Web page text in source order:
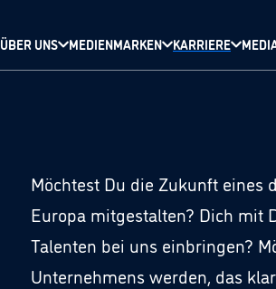
ÜBER UNS MEDIENMARKEN KARRIERE
Möchtest Du die Zukunft eines
Europa mitgestalten? Dich mit
Talenten bei uns einbringen?
Unternehmens werden, das